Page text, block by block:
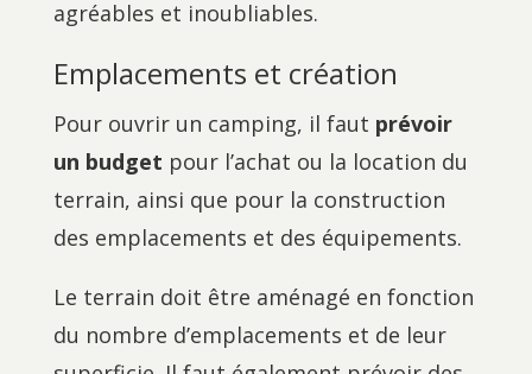
agréables et inoubliables.
Emplacements et création
Pour ouvrir un camping, il faut prévoir
un budget pour l’achat ou la location du
terrain, ainsi que pour la construction
des emplacements et des équipements.
Le terrain doit être aménagé en fonction
du nombre d’emplacements et de leur